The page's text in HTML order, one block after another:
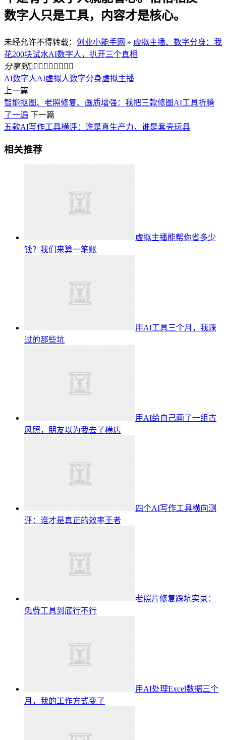
数字人只是工具，内容才是核心。
未经允许不得转载： 创业小能手网 » 虚拟主播、数字分身：我
花200块试水AI数字人，扒开三个真相
分享到        
AI数字人AI虚拟人数字分身虚拟主播
上一篇
智能抠图、老照修复、画质增强：我把三款修图AI工具折腾
了一遍 下一篇
五款AI写作工具横评：谁是真生产力，谁是套壳玩具
相关推荐
虚拟主播能帮你省多少
钱？我们来算一笔账
用AI工具三个月，我踩
过的那些坑
用AI给自己画了一组古
风照，朋友以为我去了横店
四个AI写作工具横向测
评：谁才是真正的效率王者
老照片修复踩坑实录：
免费工具到底行不行
用AI处理Excel数据三个
月，我的工作方式变了